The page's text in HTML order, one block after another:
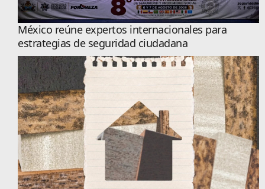
México reúne expertos internacionales para
estrategias de seguridad ciudadana